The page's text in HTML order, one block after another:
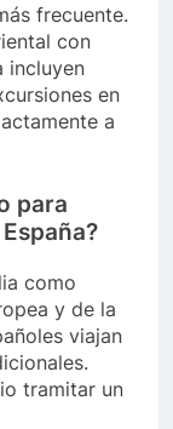
frecuente.
con
incluyen
en
a
para
como
y de la
viajan
tramitar un